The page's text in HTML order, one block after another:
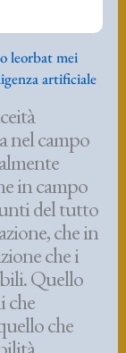
leorbat mei
artificiale
nel campo
in campo
del tutto
che in
che i
Quello
che
che